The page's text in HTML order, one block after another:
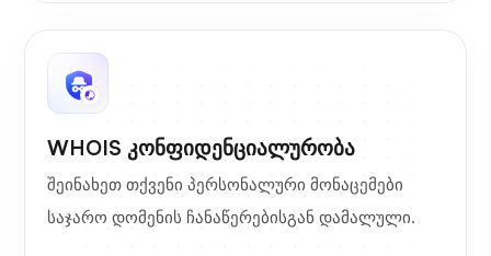
WHOIS კონფიდენციალურობა
შეინახეთ თქვენი პერსონალური მონაცემები
საჯარო დომენის ჩანაწერებისგან დამალული.